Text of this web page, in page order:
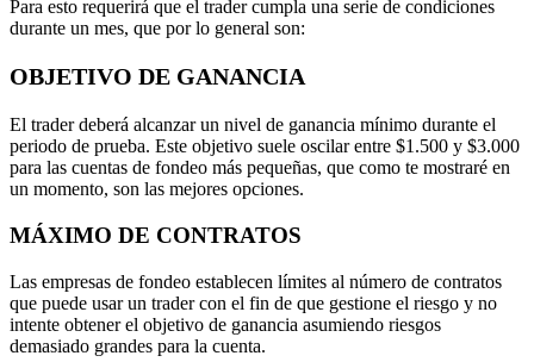
Para esto requerirá que el trader cumpla una serie de condiciones
durante un mes, que por lo general son:
OBJETIVO DE GANANCIA
El trader deberá alcanzar un nivel de ganancia mínimo durante el
periodo de prueba. Este objetivo suele oscilar entre $1.500 y $3.000
para las cuentas de fondeo más pequeñas, que como te mostraré en
un momento, son las mejores opciones.
MÁXIMO DE CONTRATOS
Las empresas de fondeo establecen límites al número de contratos
que puede usar un trader con el fin de que gestione el riesgo y no
intente obtener el objetivo de ganancia asumiendo riesgos
demasiado grandes para la cuenta.